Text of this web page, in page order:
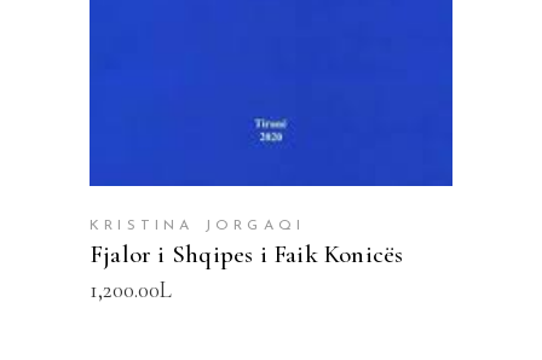
KRISTINA JORGAQI
Fjalor i Shqipes i Faik Konicës
1,200.00L